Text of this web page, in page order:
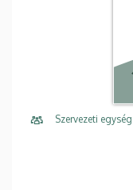
Szervezeti egység